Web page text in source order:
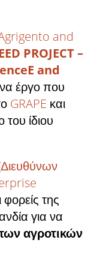
and
PROJECT –
and
έργο που
GRAPE και
του ίδιου
Διευθύνων
φορείς της
για να
αγροτικών